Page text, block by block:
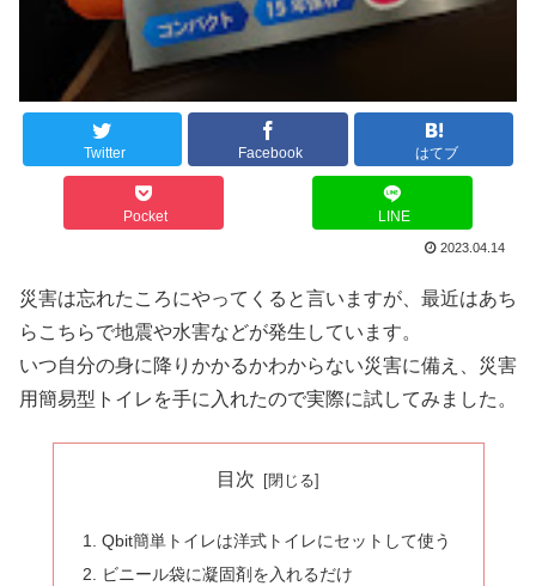
Twitter Facebook はてブ
Pocket LINE
2023.04.14
災害は忘れたころにやってくると言いますが、最近はあち
らこちらで地震や水害などが発生しています。
いつ自分の身に降りかかるかわからない災害に備え、災害
用簡易型トイレを手に入れたので実際に試してみました。
目次
Qbit簡単トイレは洋式トイレにセットして使う
ビニール袋に凝固剤を入れるだけ